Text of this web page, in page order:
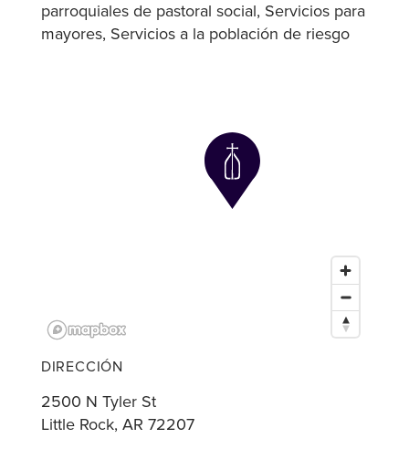
parroquiales de pastoral social Servicios para
mayores Servicios a la población de riesgo
DIRECCIÓN
2500 N Tyler St
Little Rock, AR 72207